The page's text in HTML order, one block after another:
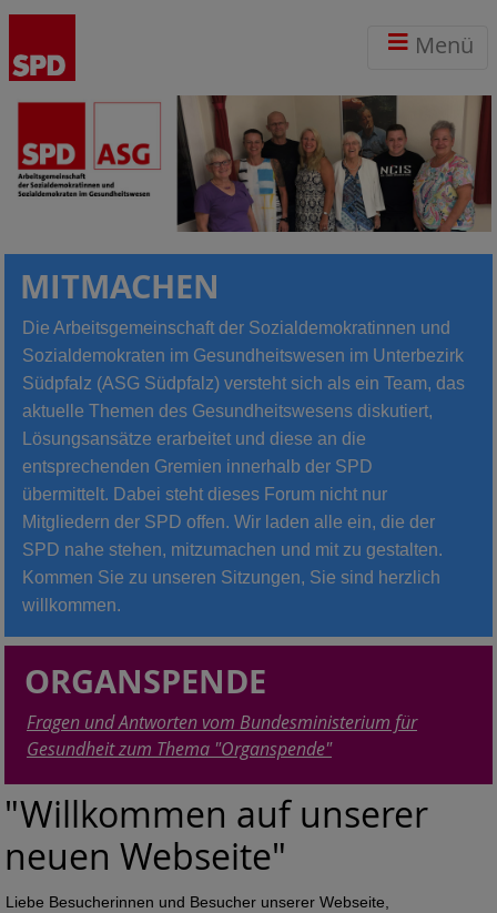
Menü
MITMACHEN
Die Arbeitsgemeinschaft der Sozialdemokratinnen und
Sozialdemokraten im Gesundheitswesen im Unterbezirk
Südpfalz (ASG Südpfalz) versteht sich als ein Team, das
aktuelle Themen des Gesundheitswesens diskutiert,
Lösungsansätze erarbeitet und diese an die
entsprechenden Gremien innerhalb der SPD
übermittelt. Dabei steht dieses Forum nicht nur
Mitgliedern der SPD offen. Wir laden alle ein, die der
SPD nahe stehen, mitzumachen und mit zu gestalten.
Kommen Sie zu unseren Sitzungen, Sie sind herzlich
willkommen.
ORGANSPENDE
Fragen und Antworten vom Bundesministerium für
Gesundheit zum Thema "Organspende"
"Willkommen auf unserer
neuen Webseite"
Liebe Besucherinnen und Besucher unserer Webseite,